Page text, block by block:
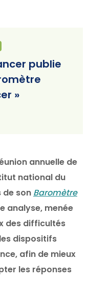
publie
»
annuelle de
national du
de son Baromètre
analyse, menée
des difficultés
dispositifs
afin de mieux
les réponses